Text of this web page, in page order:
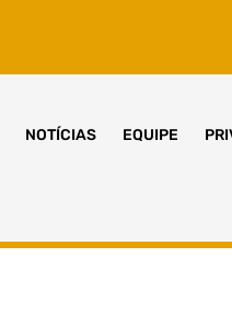
NOTÍCIAS EQUIPE